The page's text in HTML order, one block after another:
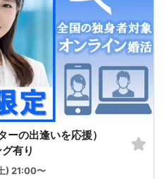
ーの出逢いを応援）
有り
) 21:00〜